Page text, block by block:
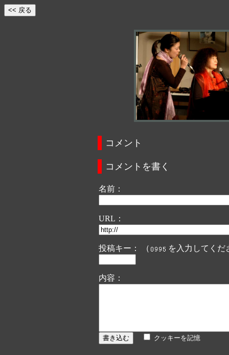
コメント
コメントを書く
名前：
URL：
投稿キー： （ を入力してくだ
内容：
クッキーを記憶